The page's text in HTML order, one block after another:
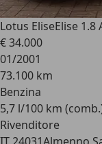
Lotus EliseElise 1.8
€ 34.000
01/2001
73.100 km
Benzina
5,7 l/100 km
Rivenditore